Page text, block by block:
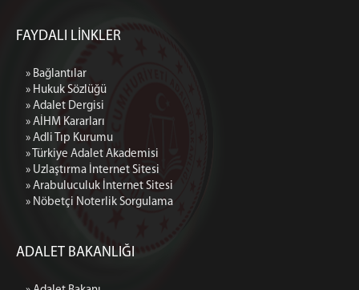
FAYDALI LİNKLER
» Bağlantılar
» Hukuk Sözlüğü
» Adalet Dergisi
» AİHM Kararları
» Adli Tıp Kurumu
» Türkiye Adalet Akademisi
» Uzlaştırma İnternet Sitesi
» Arabuluculuk İnternet Sitesi
» Nöbetçi Noterlik Sorgulama
ADALET BAKANLIĞI